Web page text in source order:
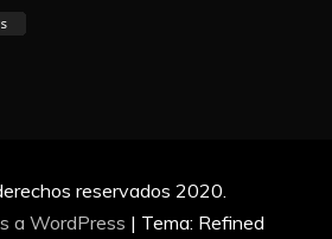
reservados 2020.
a WordPress | Tema: Refined